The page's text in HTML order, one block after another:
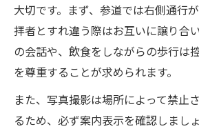
大切です。まず、参道では右側通行
拝者とすれ違う際はお互いに譲り合
の会話や、飲食をしながらの歩行は
を尊重することが求められます。
また、写真撮影は場所によって禁止
るため、必ず案内表示を確認しまし